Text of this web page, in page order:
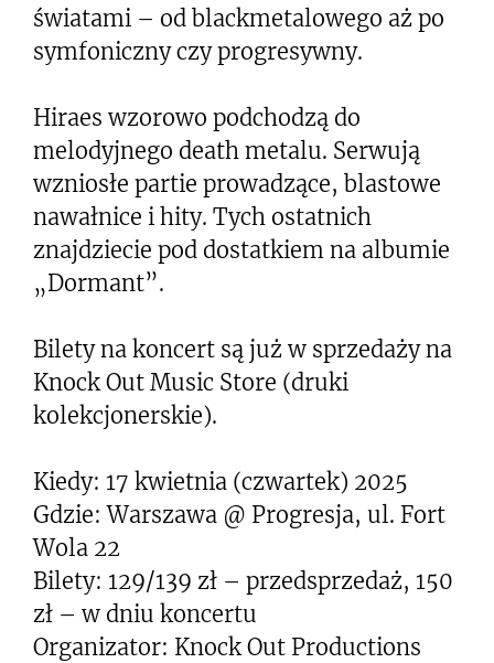
światami – od blackmetalowego aż po
symfoniczny czy progresywny.
Hiraes wzorowo podchodzą do
melodyjnego death metalu. Serwują
wzniosłe partie prowadzące, blastowe
nawałnice i hity. Tych ostatnich
znajdziecie pod dostatkiem na albumie
„Dormant”.
Bilety na koncert są już w sprzedaży na
Knock Out Music Store (druki
kolekcjonerskie).
Kiedy: 17 kwietnia (czwartek) 2025
Gdzie: Warszawa @ Progresja, ul. Fort
Wola 22
Bilety: 129/139 zł – przedsprzedaż, 150
zł – w dniu koncertu
Organizator: Knock Out Productions